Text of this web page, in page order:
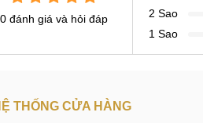
0 đánh giá và hỏi đáp
2 Sao
1 Sao
THỐNG CỬA HÀNG